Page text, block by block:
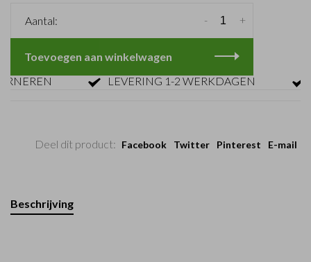
Aantal: +
-
Toevoegen aan winkelwagen
LEVERING 1-2 WERKDAGEN
Deel dit product: Facebook Twitter Pinterest E-mail
Beschrijving